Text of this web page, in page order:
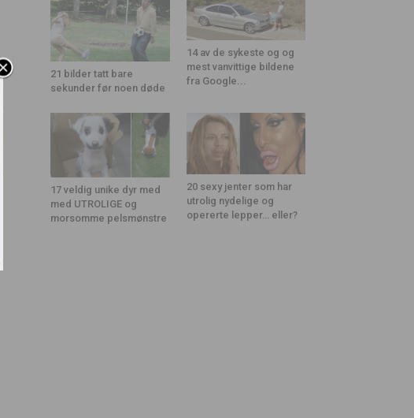
21 bilder tatt bare
sekunder før noen døde
14 av de sykeste og og
mest vanvittige bildene
fra Google...
17 veldig unike dyr med
med UTROLIGE og
morsomme pelsmønstre
20 sexy jenter som har
utrolig nydelige og
opererte lepper… eller?